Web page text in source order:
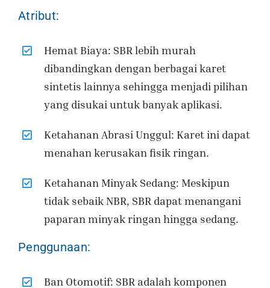
Atribut:
Hemat Biaya: SBR lebih murah
dibandingkan dengan berbagai karet
sintetis lainnya sehingga menjadi pilihan
yang disukai untuk banyak aplikasi.
Ketahanan Abrasi Unggul: Karet ini dapat
menahan kerusakan fisik ringan.
Ketahanan Minyak Sedang: Meskipun
tidak sebaik NBR, SBR dapat menangani
paparan minyak ringan hingga sedang.
Penggunaan:
Ban Otomotif: SBR adalah komponen